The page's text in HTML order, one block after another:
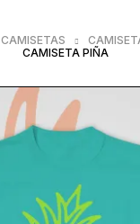
CAMISETAS
CAMISETA PIÑA